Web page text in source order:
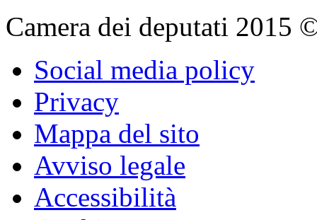
Camera dei deputati
Social media policy
Privacy
Mappa del sito
Avviso legale
Accessibilità